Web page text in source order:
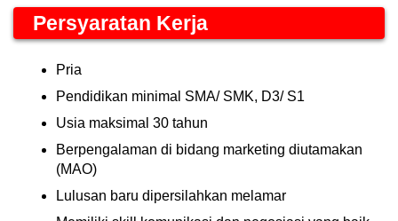
Persyaratan Kerja
Pria
Pendidikan minimal SMA/ SMK, D3/ S1
Usia maksimal 30 tahun
Berpengalaman di bidang marketing diutamakan
(MAO)
Lulusan baru dipersilahkan melamar